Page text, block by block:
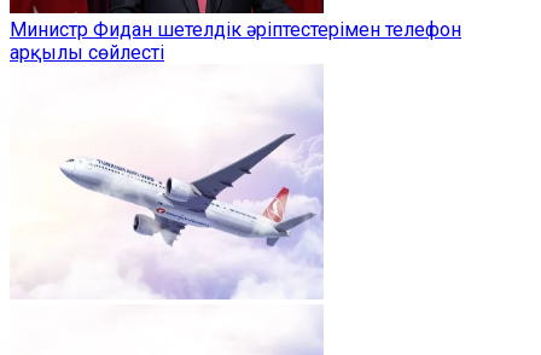
Министр Фидан шетелдік әріптестерімен телефон
арқылы сөйлесті